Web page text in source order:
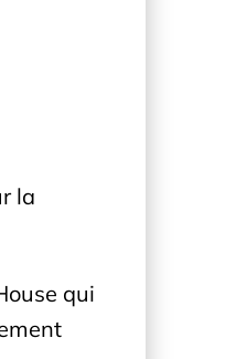
la
qui